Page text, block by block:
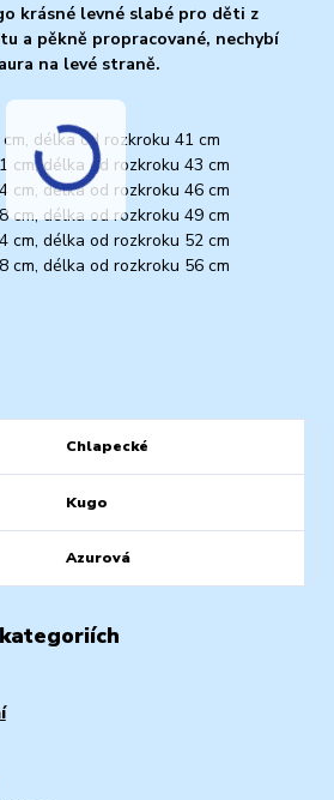
krásné levné slabé pro děti z
a pěkně propracované, nechybí
na levé straně.
délka od rozkroku 41 cm
cm, délka od rozkroku 43 cm
cm, délka od rozkroku 46 cm
cm, délka od rozkroku 49 cm
cm, délka od rozkroku 52 cm
cm, délka od rozkroku 56 cm
Chlapecké
Kugo
Azurová